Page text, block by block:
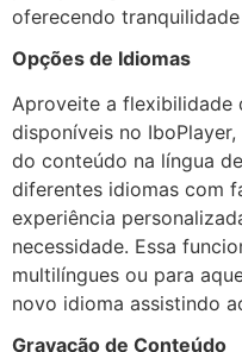
oferecendo
Opções de Idiomas
Aproveite a flexibilidade
disponíveis no
do conteúdo na língua
diferentes idiomas com
experiência
necessidade. Essa
multilíngues ou para
novo idioma assistindo
Gravação de Conteúdo